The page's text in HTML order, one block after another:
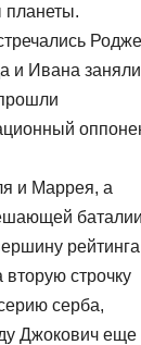
планеты.
и Ивана заняли
и Маррея, а
рейтинга
строчку
серба,
Джокович еще